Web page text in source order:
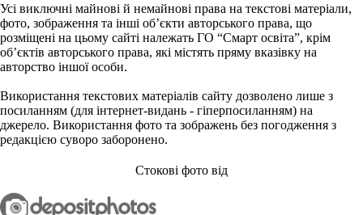
Усі виключні майнові й немайнові права на текстові матеріали,
фото, зображення та інші об’єкти авторського права, що
розміщені на цьому сайті належать ГО “Смарт освіта”, крім
об’єктів авторського права, які містять пряму вказівку на
авторство іншої особи.
Використання текстових матеріалів сайту дозволено лише з
посиланням (для інтернет-видань - гіперпосиланням) на
джерело. Використання фото та зображень без погодження з
редакцією суворо заборонено.
Стокові фото від